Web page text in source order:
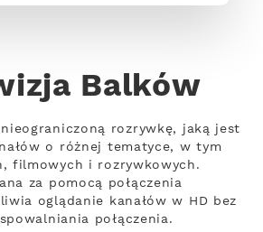
Balków
rozrywkę, jaką jest
o różnej tematyce, w tym
filmowych i rozrywkowych.
za pomocą połączenia
oglądanie kanałów w HD bez
połączenia.